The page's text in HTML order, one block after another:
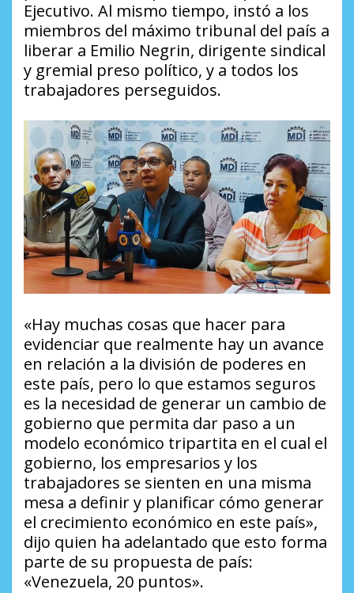
Ejecutivo. Al mismo tiempo, instó a los
miembros del máximo tribunal del país a
liberar a Emilio Negrin, dirigente sindical
y gremial preso político, y a todos los
trabajadores perseguidos.
«Hay muchas cosas que hacer para
evidenciar que realmente hay un avance
en relación a la división de poderes en
este país, pero lo que estamos seguros
es la necesidad de generar un cambio de
gobierno que permita dar paso a un
modelo económico tripartita en el cual el
gobierno, los empresarios y los
trabajadores se sienten en una misma
mesa a definir y planificar cómo generar
el crecimiento económico en este país»,
dijo quien ha adelantado que esto forma
parte de su propuesta de país:
«Venezuela, 20 puntos».